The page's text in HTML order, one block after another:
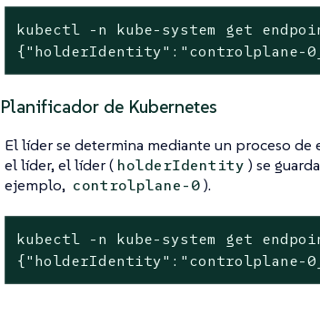
kubectl -n kube-system get
{"holderIdentity":"controlplane-
Planificador de Kubernetes
El líder se determina mediante un proceso de
el líder, el líder ( holderIdentity ) se
ejemplo, controlplane-0 ).
kubectl -n kube-system get
{"holderIdentity":"controlplane-